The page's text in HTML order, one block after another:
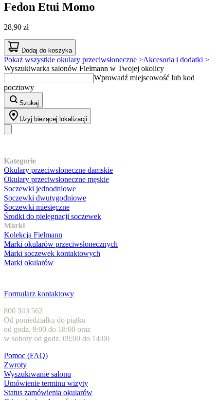
Fedon Etui Momo
28,90 zł
Dodaj do koszyka
Pokaż wszystkie okulary przeciwsłoneczne >Akcesoria i dodatki >
Wyszukiwarka salonów Fielmann w Twojej okolicy
Wprowadź miejscowość lub kod
pocztowy
Szukaj
Użyj bieżącej lokalizacji
Kategorie
Okulary przeciwsłoneczne damskie
Okulary przeciwsłoneczne męskie
Soczewki jednodniowe
Soczewki dwutygodniowe
Soczewki miesięczne
Środki do pielęgnacji soczewek
Marki
Kolekcja Fielmann
Marki okularów przeciwsłonecznych
Marki soczewek kontaktowych
Marki okularów
Formularz kontaktowy
800 343 562
Od poniedziałku do piątku
od godz. 9:00 do 18:00 oraz
w soboty od godz. 09:00 do 14:00
Pomoc (FAQ)
Zwroty
Wyszukiwanie salonu
Umówienie terminu wizyty
Status zamówienia okularów